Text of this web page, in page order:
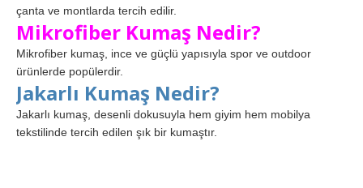
çanta ve montlarda tercih edilir.
Mikrofiber Kumaş Nedir?
Mikrofiber kumaş, ince ve güçlü yapısıyla spor ve outdoor
ürünlerde popülerdir.
Jakarlı Kumaş Nedir?
Jakarlı kumaş, desenli dokusuyla hem giyim hem mobilya
tekstilinde tercih edilen şık bir kumaştır.